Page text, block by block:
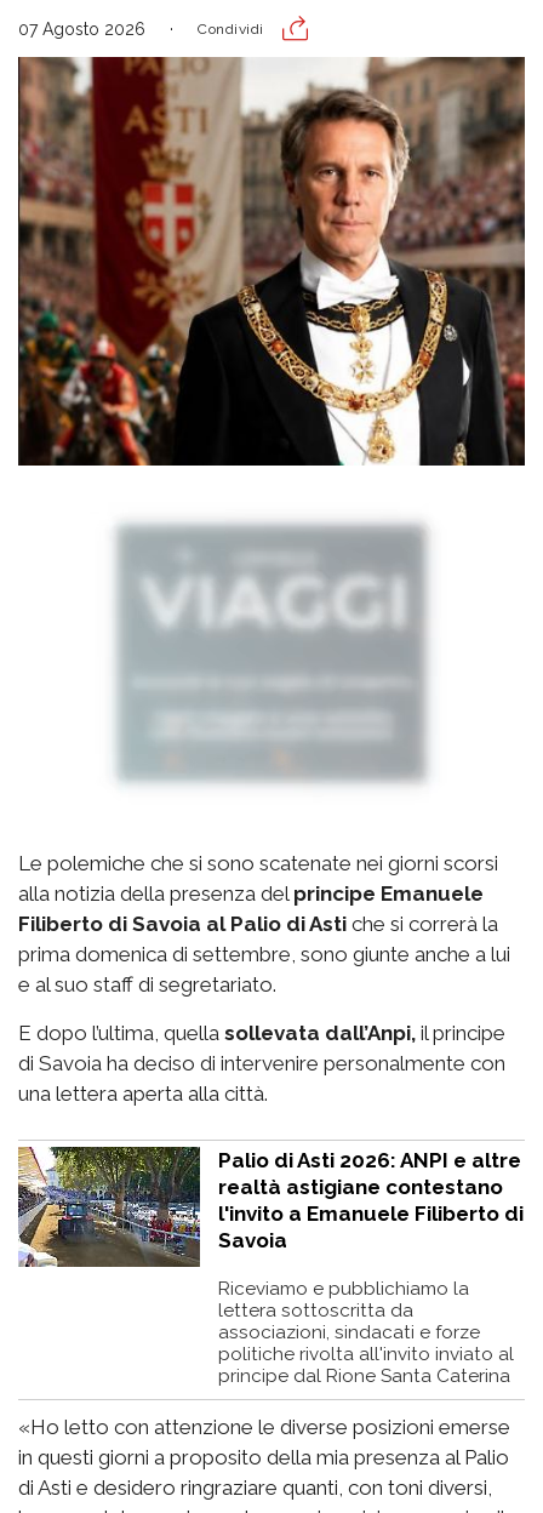
07 Agosto 2026 Condividi
Le polemiche che si sono scatenate nei giorni scorsi
alla notizia della presenza del principe Emanuele
Filiberto di Savoia al Palio di Asti che si correrà la
prima domenica di settembre, sono giunte anche a lui
e al suo staff di segretariato.
E dopo l’ultima, quella sollevata dall’Anpi, il principe
di Savoia ha deciso di intervenire personalmente con
una lettera aperta alla città.
Palio di Asti 2026: ANPI e altre
realtà astigiane contestano
l'invito a Emanuele Filiberto di
Savoia
Riceviamo e pubblichiamo la
lettera sottoscritta da
associazioni, sindacati e forze
politiche rivolta all'invito inviato al
principe dal Rione Santa Caterina
«Ho letto con attenzione le diverse posizioni emerse
in questi giorni a proposito della mia presenza al Palio
di Asti e desidero ringraziare quanti, con toni diversi,